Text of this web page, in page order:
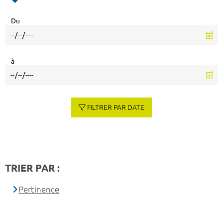
Du
à
FILTRER PAR DATE
TRIER PAR :
Pertinence